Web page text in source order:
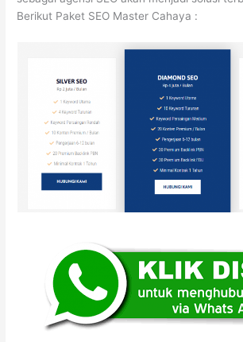
Berikut Paket SEO Master Cahaya :